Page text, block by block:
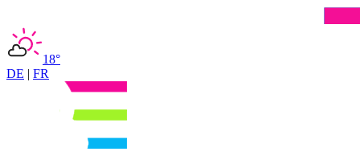
18°
DE | FR